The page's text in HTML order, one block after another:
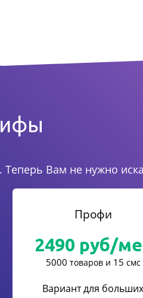
Вам не нужно
Профи
2490 руб/
5000 товаров и 15 смс
Вариант для больших